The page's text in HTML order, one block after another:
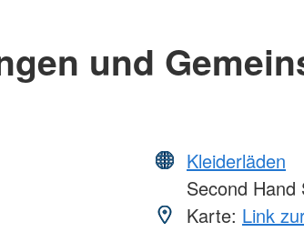
und
Kleiderläden
Second Hand
Karte: Link